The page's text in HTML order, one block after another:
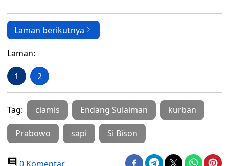
Laman berikutnya
Laman:
1 2
Tag: ciamis Endang Sulaiman kurban
Prabowo sapi Si Bison